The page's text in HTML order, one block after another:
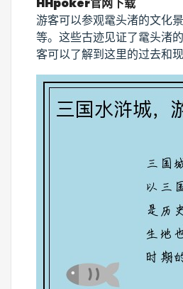
游客可以参观鼋头渚的文化
等。这些古迹见证了鼋头渚
客可以了解到这里的过去和现